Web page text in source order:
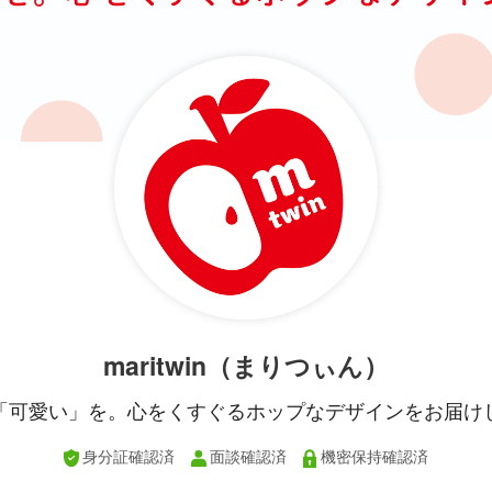
maritwin（まりつぃん）
可愛い」を。心をくすぐるホップなデザインをお届け
身分証確認済 面談確認済 機密保持確認済